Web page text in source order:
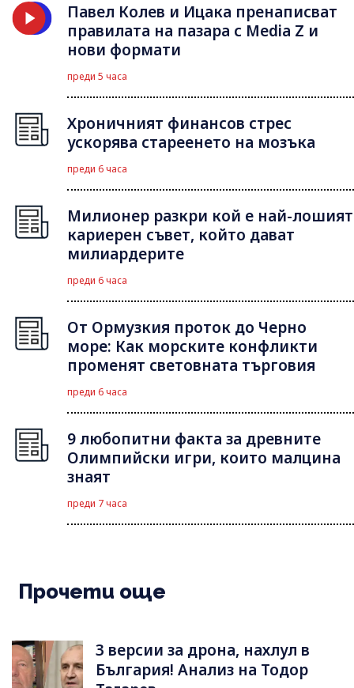
Павел Колев и Ицака пренаписват
правилата на пазара с Media Z и
нови формати
преди 5 часа
Хроничният финансов стрес
ускорява стареенето на мозъка
преди 6 часа
Милионер разкри кой е най-лошият
кариерен съвет, който дават
милиардерите
преди 6 часа
От Ормузкия проток до Черно
море: Как морските конфликти
променят световната търговия
преди 6 часа
9 любопитни факта за древните
Олимпийски игри, които малцина
знаят
преди 7 часа
Прочети още
3 версии за дрона, нахлул в
България! Анализ на Тодор